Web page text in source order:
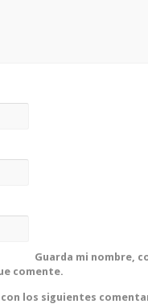
Guarda mi nombre,
comente.
los siguientes